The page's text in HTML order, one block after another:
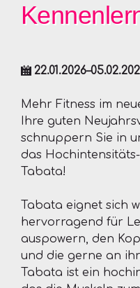
Mehr Fitness im
Ihre guten
schnuppern Sie in
das
Tabata!
Tabata eignet sich
hervorragend für
auspowern, den
und die gerne an
Tabata ist ein